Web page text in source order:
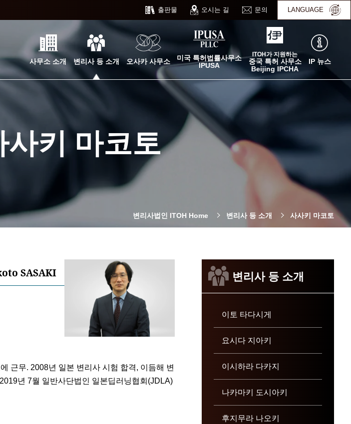
사무소 소개 변리사 등 소개 오사카 사무소
미국 특허법률사무소
IPUSA
ITOH가 지원하는
중국 특허 사무소
Beijing IPCHA
IP 뉴스
출판물 오시는 길 문의 LANGUAGE
사키 마코토
변리사법인 ITOH Home 변리사 등 소개 사사키 마코토
SASAKI
근무. 2008년 일본 변리사 시험 합격, 이듬해 변
년 7월 일반사단법인 일본딥러닝협회(JDLA)
변리사 등 소개
이토 타다시게
요시다 지아키
이시하라 다카지
나카마키 도시아키
후지무라 나오키